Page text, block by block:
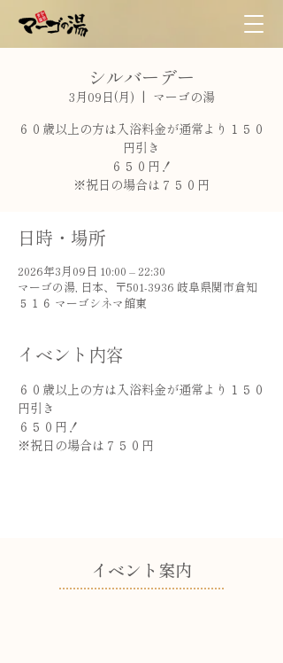
シルバーデー
3月09日(月)
  |
マーゴの湯
６０歳以上の方は入浴料金が通常より１５０
円引き
６５０円！
※祝日の場合は７５０円
日時・場所
2026年3月09日 10:00 – 22:30
マーゴの湯, 日本、〒501-3936 岐阜県関市倉知
５１６ マーゴシネマ館東
イベント内容
６０歳以上の方は入浴料金が通常より１５０
円引き
６５０円！
※祝日の場合は７５０円
​イベント案内